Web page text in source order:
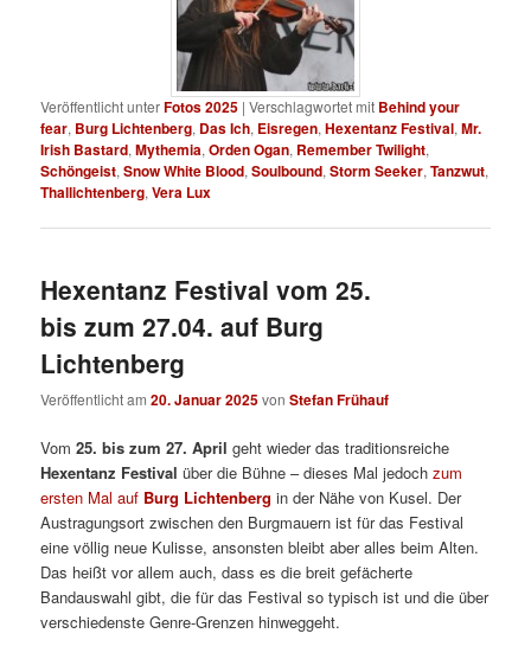
Veröffentlicht unterFotos 2025 |Verschlagwortet mit Behind your
fear, Burg Lichtenberg, Das Ich, Eisregen,Hexentanz Festival,Mr.
Irish Bastard,Mythemia,Orden Ogan, Remember Twilight,
Schöngeist,Snow White Blood,Soulbound,Storm Seeker,Tanzwut,
Thallichtenberg,Vera Lux
Hexentanz Festival vom 25.
bis zum 27.04. auf Burg
Lichtenberg
Veröffentlicht am20. Januar 2025vonStefan Frühauf
Vom25. bis zum 27. April geht wieder das traditionsreiche
Hexentanz Festival über die Bühne – dieses Mal jedochzum
ersten Mal auf Burg Lichtenberg in der Nähe von Kusel. Der
Austragungsort zwischen den Burgmauern ist für das Festival
eine völlig neue Kulisse, ansonsten bleibt aber alles beim Alten.
Das heißt vor allem auch, dass es die breit gefächerte
Bandauswahl gibt, die für das Festival so typisch ist und die über
verschiedenste Genre-Grenzen hinweggeht.